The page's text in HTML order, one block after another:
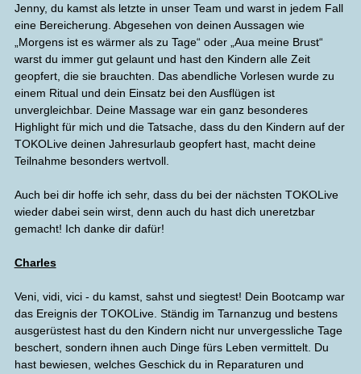
Jenny, du kamst als letzte in unser Team und warst in jedem Fall
eine Bereicherung. Abgesehen von deinen Aussagen wie
„Morgens ist es wärmer als zu Tage“ oder „Aua meine Brust“
warst du immer gut gelaunt und hast den Kindern alle Zeit
geopfert, die sie brauchten. Das abendliche Vorlesen wurde zu
einem Ritual und dein Einsatz bei den Ausflügen ist
unvergleichbar. Deine Massage war ein ganz besonderes
Highlight für mich und die Tatsache, dass du den Kindern auf der
TOKOLive deinen Jahresurlaub geopfert hast, macht deine
Teilnahme besonders wertvoll.
Auch bei dir hoffe ich sehr, dass du bei der nächsten TOKOLive
wieder dabei sein wirst, denn auch du hast dich uneretzbar
gemacht! Ich danke dir dafür!
Charles
Veni, vidi, vici - du kamst, sahst und siegtest! Dein Bootcamp war
das Ereignis der TOKOLive. Ständig im Tarnanzug und bestens
ausgerüstest hast du den Kindern nicht nur unvergessliche Tage
beschert, sondern ihnen auch Dinge fürs Leben vermittelt. Du
hast bewiesen, welches Geschick du in Reparaturen und